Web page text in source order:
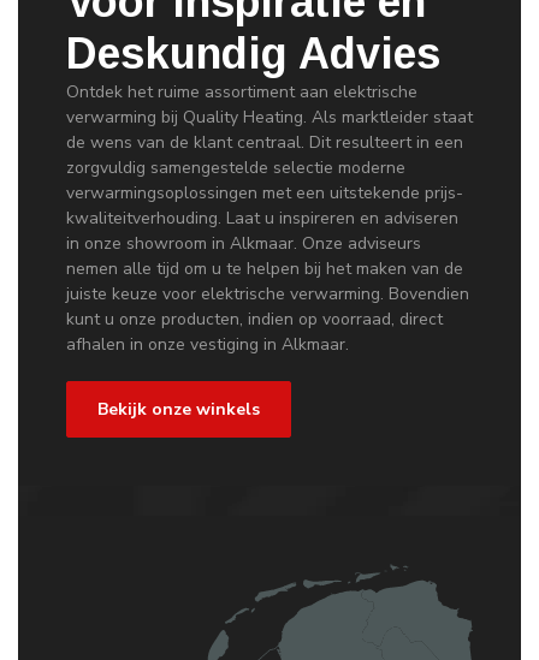
Deskundig Advies
Ontdek het ruime assortiment aan elektrische
verwarming bij Quality Heating. Als marktleider staat
de wens van de klant centraal. Dit resulteert in een
zorgvuldig samengestelde selectie moderne
verwarmingsoplossingen met een uitstekende prijs-
kwaliteitverhouding. Laat u inspireren en adviseren
in onze showroom in Alkmaar. Onze adviseurs
nemen alle tijd om u te helpen bij het maken van de
juiste keuze voor elektrische verwarming. Bovendien
kunt u onze producten, indien op voorraad, direct
afhalen in onze vestiging in Alkmaar.
Bekijk onze winkels